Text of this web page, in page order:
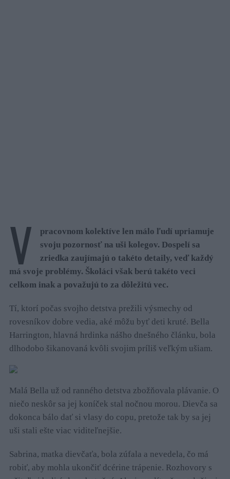
V
pracovnom kolektíve len málo ľudí upriamuje
svoju pozornosť na uši kolegov. Dospelí sa
zriedka zaujímajú o takéto detaily, veď každý
má svoje problémy. Školáci však berú takéto veci
celkom inak a považujú to za dôležitú vec.
Tí, ktorí počas svojho detstva prežili výsmechy od
rovesníkov dobre vedia, aké môžu byť deti kruté. Bella
Harrington, hlavná hrdinka nášho dnešného článku, bola
dlhodobo šikanovaná kvôli svojim príliš veľkým ušiam.
Malá Bella už od ranného detstva zbožňovala plávanie. O
niečo neskôr sa jej koníček stal nočnou morou. Dievča sa
dokonca bálo dať si vlasy do copu, pretože tak by sa jej
uši stali ešte viac viditeľnejšie.
Sabrina, matka dievčaťa, bola zúfala a nevedela, čo má
robiť, aby mohla ukončiť dcérine trápenie. Rozhovory s